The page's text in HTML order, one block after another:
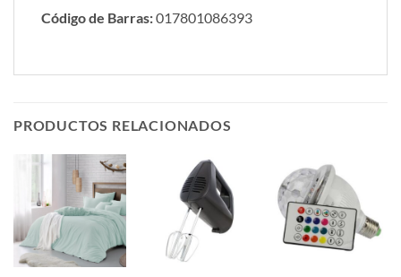
Código de Barras:017801086393
PRODUCTOS RELACIONADOS